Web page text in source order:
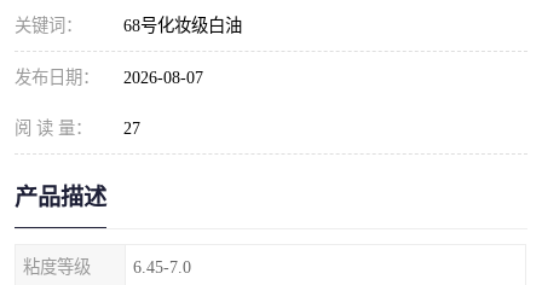
关键词： 68号化妆级白油
发布日期： 2026-08-07
阅 读 量： 27
产品描述
粘度等级 6.45-7.0